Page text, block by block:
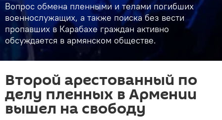
Вопрос обмена пленными и телами погибших
военнослужащих, а также поиска без вести
пропавших в Карабахе граждан активно
обсуждается в армянском обществе.
Второй арестованный по
делу пленных в Армении
вышел на свободу